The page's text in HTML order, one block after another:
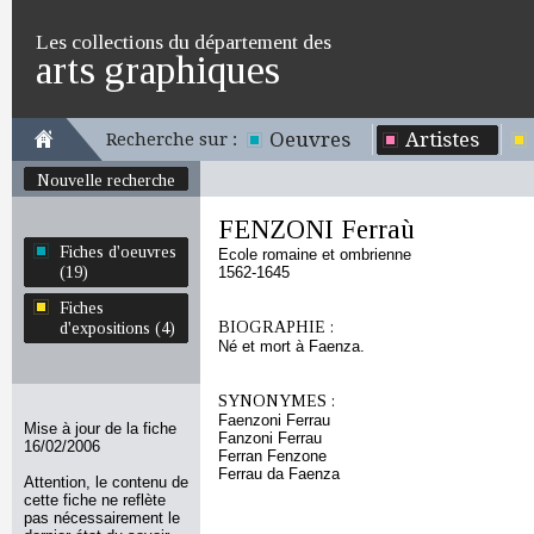
Les collections du département des
arts graphiques
Recherche sur : Oeuvres Artistes
Nouvelle recherche
Fiches d'oeuvres
(19)
Fiches
d'expositions (4)
Mise à jour de la fiche
16/02/2006
Attention, le contenu de
cette fiche ne reflète
pas nécessairement le
FENZONI Ferraù
Ecole romaine et ombrienne
1562-1645
BIOGRAPHIE :
Né et mort à Faenza.
SYNONYMES :
Faenzoni Ferrau
Fanzoni Ferrau
Ferran Fenzone
Ferrau da Faenza